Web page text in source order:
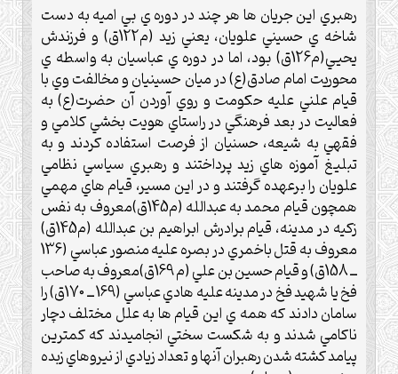
رهبري اين جريان ها هر چند در دوره ي بي اميه به دست
شاخه ي حسيني علويان، يعني زيد (م122ق) و فرزندش
يحيي(م126ق) بود، اما در دوره ي عباسيان به واسطه ي
محوريت امام صادق(ع) در ميان حسينيان و مخالفت وي با
قيام علني عليه حکومت و روي آوردن آن حضرت(ع) به
فعاليت در بعد فرهنگي در راستاي هويت بخشي کلامي و
فقهي به شيعه، حسنيان از فرصت استفاده کردند و به
تبليغ آموزه هاي زيد پرداختند و رهبري سياسي نظامي
علويان را برعهده گرفتند و در اين مسير، قيام هاي مهمي
همچون قيام محمد به عبدالله (م145ق)معروف به نفس
زکيه در مدينه، قيام برادرش ابراهيم بن عبدالله (م145ق)
معروف به قتل باخمري در بصره عليه منصور عباسي (136
ــ 158ق) و قيام حسين بن علي (م 169ق)معروف به صاحب
فخ يا شهيد فخ در مدينه عليه هادي عباسي (169 ــ 170ق) را
سامان دادند که همه ي اين قيام ها به علل مختلف دچار
ناکامي شدند و به شکست سختي انجاميدند که کمترين
پيامد کشته شدن رهبران آنها و تعداد زيادي از نيروهاي زبده